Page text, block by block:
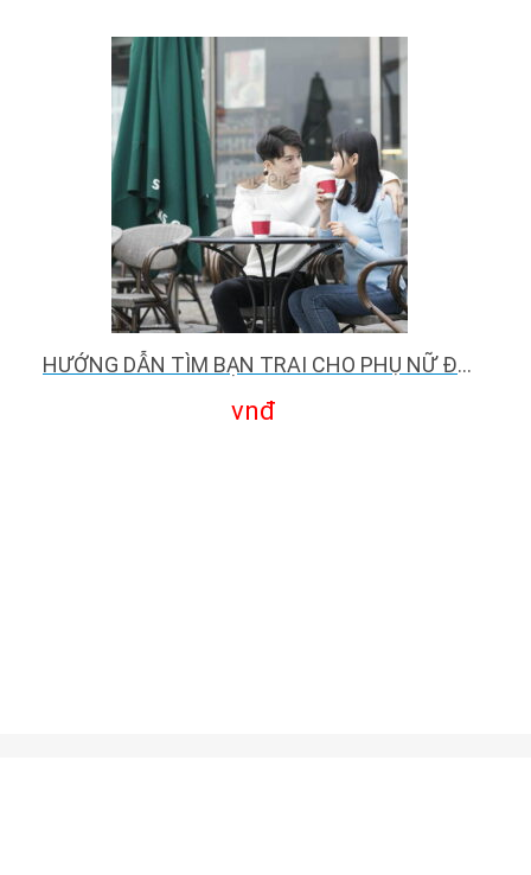
HƯỚNG DẪN TÌM BẠN TRAI CHO PHỤ NỮ ĐƠN THÂN
vnđ